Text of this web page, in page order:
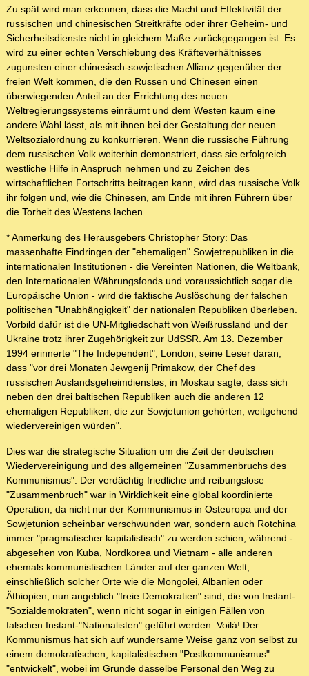
Zu spät wird man erkennen, dass die Macht und Effektivität der
russischen und chinesischen Streitkräfte oder ihrer Geheim- und
Sicherheitsdienste nicht in gleichem Maße zurückgegangen ist. Es
wird zu einer echten Verschiebung des Kräfteverhältnisses
zugunsten einer chinesisch-sowjetischen Allianz gegenüber der
freien Welt kommen, die den Russen und Chinesen einen
überwiegenden Anteil an der Errichtung des neuen
Weltregierungssystems einräumt und dem Westen kaum eine
andere Wahl lässt, als mit ihnen bei der Gestaltung der neuen
Weltsozialordnung zu konkurrieren. Wenn die russische Führung
dem russischen Volk weiterhin demonstriert, dass sie erfolgreich
westliche Hilfe in Anspruch nehmen und zu Zeichen des
wirtschaftlichen Fortschritts beitragen kann, wird das russische Volk
ihr folgen und, wie die Chinesen, am Ende mit ihren Führern über
die Torheit des Westens lachen.
* Anmerkung des Herausgebers Christopher Story: Das
massenhafte Eindringen der "ehemaligen" Sowjetrepubliken in die
internationalen Institutionen - die Vereinten Nationen, die Weltbank,
den Internationalen Währungsfonds und voraussichtlich sogar die
Europäische Union - wird die faktische Auslöschung der falschen
politischen "Unabhängigkeit" der nationalen Republiken überleben.
Vorbild dafür ist die UN-Mitgliedschaft von Weißrussland und der
Ukraine trotz ihrer Zugehörigkeit zur UdSSR. Am 13. Dezember
1994 erinnerte "The Independent", London, seine Leser daran,
dass "vor drei Monaten Jewgenij Primakow, der Chef des
russischen Auslandsgeheimdienstes, in Moskau sagte, dass sich
neben den drei baltischen Republiken auch die anderen 12
ehemaligen Republiken, die zur Sowjetunion gehörten, weitgehend
wiedervereinigen würden".
Dies war die strategische Situation um die Zeit der deutschen
Wiedervereinigung und des allgemeinen "Zusammenbruchs des
Kommunismus". Der verdächtig friedliche und reibungslose
"Zusammenbruch" war in Wirklichkeit eine global koordinierte
Operation, da nicht nur der Kommunismus in Osteuropa und der
Sowjetunion scheinbar verschwunden war, sondern auch Rotchina
immer "pragmatischer kapitalistisch" zu werden schien, während -
abgesehen von Kuba, Nordkorea und Vietnam - alle anderen
ehemals kommunistischen Länder auf der ganzen Welt,
einschließlich solcher Orte wie die Mongolei, Albanien oder
Äthiopien, nun angeblich "freie Demokratien" sind, die von Instant-
"Sozialdemokraten", wenn nicht sogar in einigen Fällen von
falschen Instant-"Nationalisten" geführt werden. Voilà! Der
Kommunismus hat sich auf wundersame Weise ganz von selbst zu
einem demokratischen, kapitalistischen "Postkommunismus"
"entwickelt", wobei im Grunde dasselbe Personal den Weg zu